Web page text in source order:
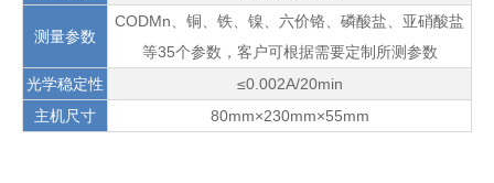
测量参数
CODMn、铜、铁、镍、六价铬、磷酸盐、亚硝酸盐
等35个参数，客户可根据需要定制所测参数
光学稳定性
≤0.002A/20min
主机尺寸
80mm×230mm×55mm